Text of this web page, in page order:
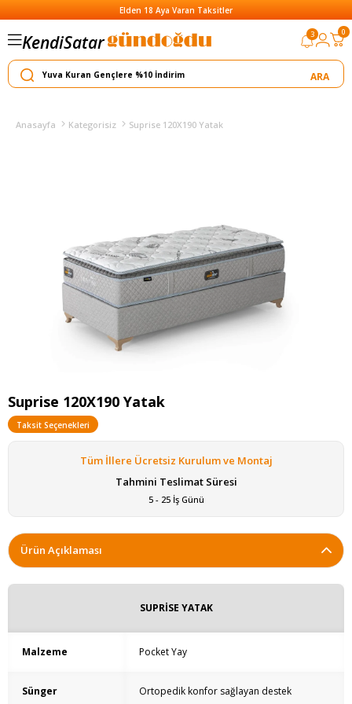
Elden 18 Aya Varan Taksitler
KendiSatar
Yapar
3 0
Anasayfa Kategorisiz Suprise 120X190 Yatak
Suprise 120X190 Yatak
Taksit Seçenekleri
Tüm İllere Ücretsiz Kurulum ve Montaj
Tahmini Teslimat Süresi
5 - 25 İş Günü
Ürün Açıklaması
SUPRİSE YATAK
Malzeme Pocket Yay
Sünger
Ortopedik konfor sağlayan destek